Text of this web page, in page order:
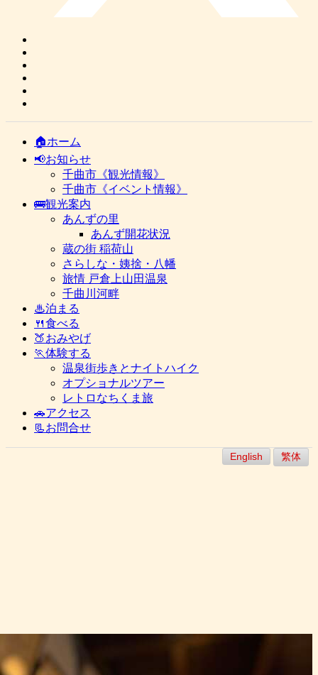
🏠ホーム
📢お知らせ
千曲市《観光情報》
千曲市《イベント情報》
🚌観光案内
あんずの里
あんず開花状況
蔵の街 稲荷山
さらしな・姨捨・八幡
旅情 戸倉上山田温泉
千曲川河畔
♨泊まる
🍴食べる
🍑おみやげ
🏃体験する
温泉街歩きとナイトハイク
オプショナルツアー
レトロなちくま旅
🚗アクセス
📃お問合せ
English 繁体